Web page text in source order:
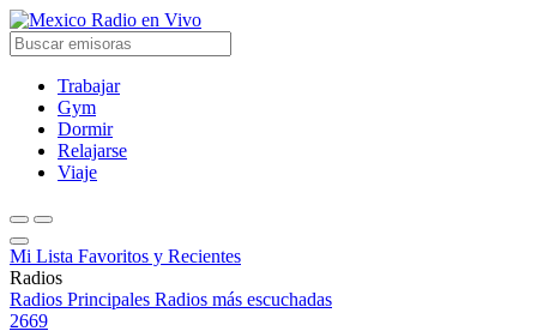
Radio en Vivo
Trabajar
Gym
Dormir
Relajarse
Viaje
Mi Lista Favoritos y Recientes
Radios
Radios Principales Radios más escuchadas
2669